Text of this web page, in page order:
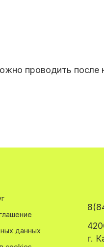
проводить
данных
г.